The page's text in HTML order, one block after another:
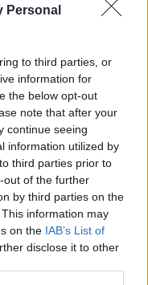
Personal
to third parties, or
information for
the below opt-out
note that after your
continue seeing
information utilized by
third parties prior to
out of the further
by third parties on the
information may
on the IAB’s List of
disclose it to other
28 September 2021
Punkte für Erfolge: 950
28 September 2021
Punkte für Erfolge: 1.150
Punkte für Erfolge: 2.500
28 September 2021